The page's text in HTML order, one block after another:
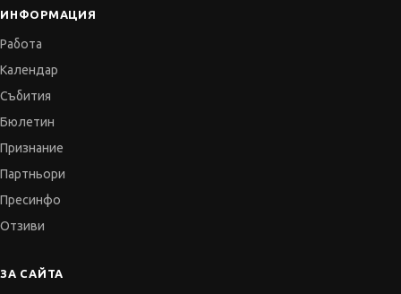
ИНФОРМАЦИЯ
Работа
Календар
Събития
Бюлетин
Признание
Партньори
Пресинфо
Отзиви
ЗА САЙТА